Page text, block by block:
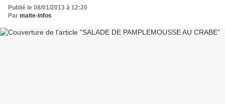
Publié le 08/01/2013 à 12:20
Par maite-infos